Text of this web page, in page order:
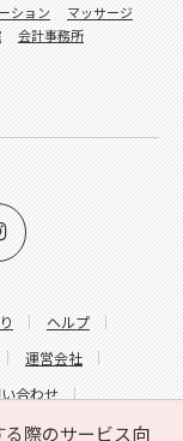
際のサービス向
ヘルプ
運営会社
合わせ
せ
ション
マッサージ
会計事務所